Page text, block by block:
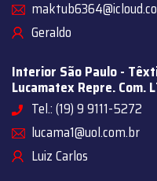
Geraldo
Interior São Paulo -
Lucamatex Repre. Com.
Tel.: (19) 9 9111-5272
lucama1@uol.com.br
Luiz Carlos